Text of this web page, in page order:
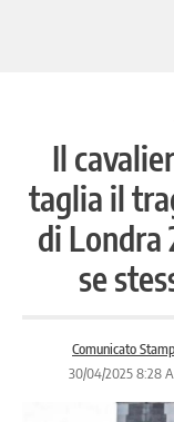
Il
taglia il
di Londra
se
Comunicato
30/04/2025 8:28